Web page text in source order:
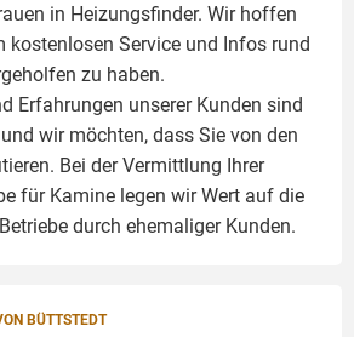
in Heizungsfinder. Wir hoffen
kostenlosen Service und Infos rund
zu haben.
Erfahrungen unserer Kunden sind
wir möchten, dass Sie von den
Bei der Vermittlung Ihrer
für Kamine legen wir Wert auf die
durch ehemaliger Kunden.
BÜTTSTEDT